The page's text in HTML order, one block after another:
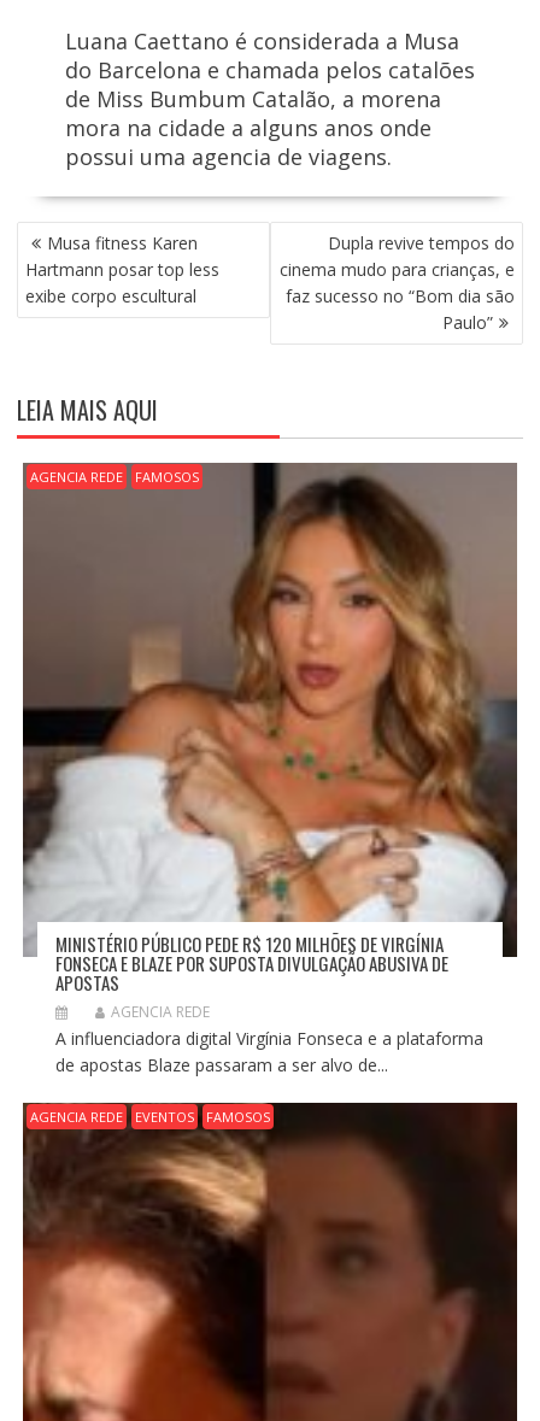
Luana Caettano é considerada a Musa
do Barcelona e chamada pelos catalões
de Miss Bumbum Catalão, a morena
mora na cidade a alguns anos onde
possui uma agencia de viagens.
N
A
V
E
Ç
Ã
O
D
Musa fitness Karen
Hartmann posar top less
exibe corpo escultural
Dupla revive tempos do
cinema mudo para crianças, e
faz sucesso no “Bom dia são
Paulo”
LEIA MAIS AQUI
AGENCIA REDE FAMOSOS
MINISTÉRIO PÚBLICO PEDE R$ 120 MILHÕES DE VIRGÍNIA
FONSECA E BLAZE POR SUPOSTA DIVULGAÇÃO ABUSIVA DE
APOSTAS
AGENCIA REDE
A influenciadora digital Virgínia Fonseca e a plataforma
de apostas Blaze passaram a ser alvo de...
AGENCIA REDE EVENTOS FAMOSOS